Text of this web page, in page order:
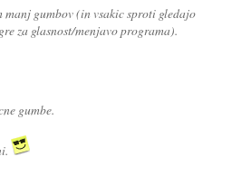
gumbov (in vsakic sproti gledajo
za glasnost/menjavo programa).
gumbe.